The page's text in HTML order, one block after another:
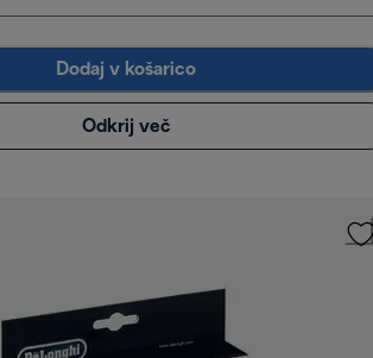
Dodaj v košarico
Odkrij več